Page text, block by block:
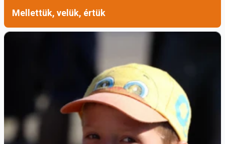
Mellettük, velük, értük